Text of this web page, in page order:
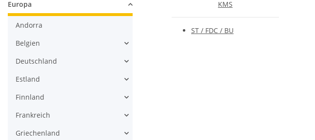
KMS
ST / FDC / BU
Europa
Andorra
Belgien
Deutschland
Estland
Finnland
Frankreich
Griechenland